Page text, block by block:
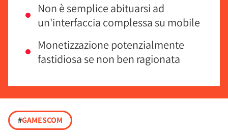
Non è semplice abituarsi ad
un'interfaccia complessa su mobile
Monetizzazione potenzialmente
fastidiosa se non ben ragionata
#GAMESCOM